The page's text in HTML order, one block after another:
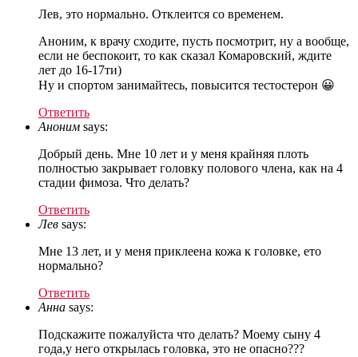
Лев, это нормально. Отклеится со временем.
Аноним, к врачу сходите, пусть посмотрит, ну а вообще,
если не беспокоит, то как сказал Комаровский, ждите
лет до 16-17ти)
Ну и спортом занимайтесь, повысится тестостерон 😀
Ответить
Аноним says:
Добрый день. Мне 10 лет и у меня крайняя плоть
полностью закрывает головку полового члена, как на 4
стадии фимоза. Что делать?
Ответить
Лев says:
Мне 13 лет, и у меня приклеена кожа к головке, ето
нормально?
Ответить
Анна says:
Подскажите пожалуйста что делать? Моему сыну 4
года,у него открылась головка, это не опасно???